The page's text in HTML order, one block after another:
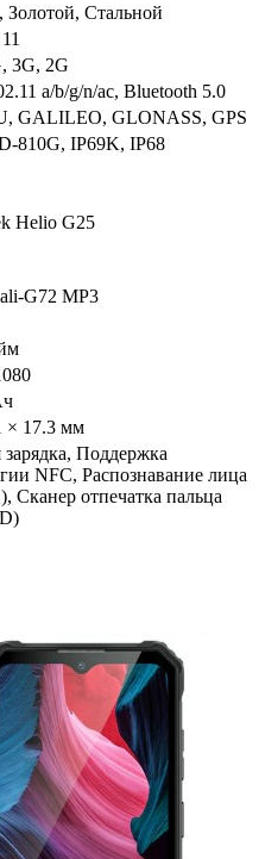
Стальной
3G, 2G
a/b/g/n/ac, Bluetooth 5.0
GALILEO, GLONASS, GPS
810G, IP69K, IP68
Helio G25
G72 MP3
× 17.3 мм
зарядка, Поддержка
NFC, Распознавание лица
Сканер отпечатка пальца